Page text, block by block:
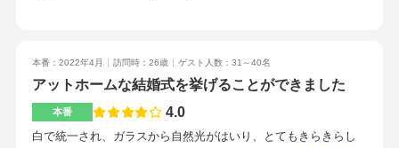
迴郡山で行いました。一軒家で貸し切りなので安心感がありま
した。ウッド調のあたたかみがあるアットホームな雰囲気の
中、大好きな家族に囲まれて幸せな気持ちでいっぱいになりま
した。会場は、シンプルな作りでトイレは会場に入ってすぐの
本番：2022年4月 訪問時：26歳 ゲスト人数：31～40名
アットホームな結婚式を挙げることができました
本番 4.0
白で統一され、ガラスから自然光がはいり、とてもきらきらし